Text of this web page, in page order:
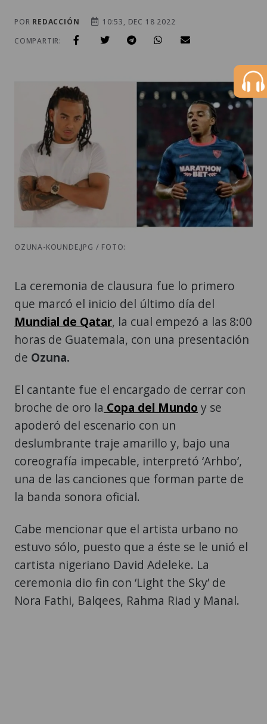
POR REDACCIÓN
10:53, DEC 18 2022
COMPARTIR:
OZUNA-KOUNDE.JPG / FOTO:
La ceremonia de clausura fue lo primero
que marcó el inicio del último día del
Mundial de Qatar, la cual empezó a las 8:00
horas de Guatemala, con una presentación
de Ozuna.
El cantante fue el encargado de cerrar con
broche de oro la Copa del Mundo y se
apoderó del escenario con un
deslumbrante traje amarillo y, bajo una
coreografía impecable, interpretó ‘Arhbo’,
una de las canciones que forman parte de
la banda sonora oficial.
Cabe mencionar que el artista urbano no
estuvo sólo, puesto que a éste se le unió el
cartista nigeriano David Adeleke. La
ceremonia dio fin con ‘Light the Sky’ de
Nora Fathi, Balqees, Rahma Riad y Manal.